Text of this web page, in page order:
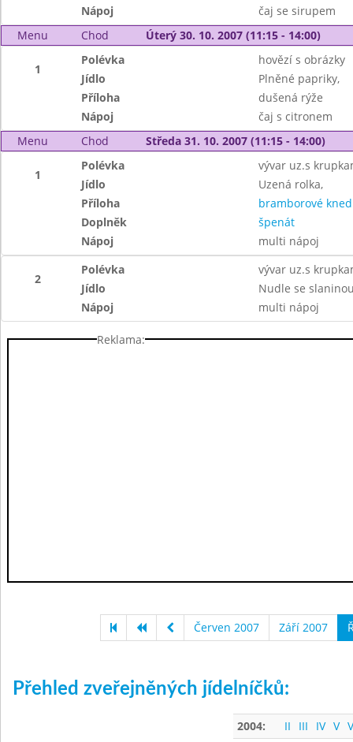
Nápoj
čaj se sirupem
Menu
Chod Úterý 30. 10. 2007 (11:15 - 14:00)
1
Polévka
hovězí s obrázky
Jídlo
Plněné papriky,
Příloha
dušená rýže
Nápoj
čaj s citronem
Menu
Chod Středa 31. 10. 2007 (11:15 - 14:00)
1
Polévka
vývar uz.s
Jídlo
Uzená rolka,
Příloha
bramborové
Doplněk
špenát
Nápoj
multi nápoj
2
Polévka
vývar uz.s
Jídlo
Nudle se
Nápoj
multi nápoj
Reklama:
Červen 2007 Září 2007
Přehled zveřejněných jídelníčků:
2004: II III IV V